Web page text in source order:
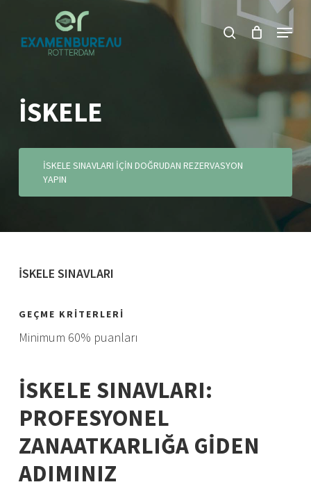
aramakMenü
İSKELE
İSKELE SINAVLARI IÇIN DOĞRUDAN REZERVASYON
YAPIN
İSKELE SINAVLARI
GEÇME KRITERLERI
Minimum 60% puanları
İSKELE SINAVLARI:
PROFESYONEL
ZANAATKARLIĞA GIDEN
ADIMINIZ
Kapat